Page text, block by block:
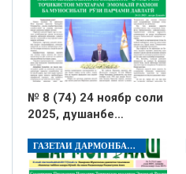
№ 8 (74) 24 ноябр соли
2025, душанбе…
ГАЗЕТАИ ДАРМОНБАХШ